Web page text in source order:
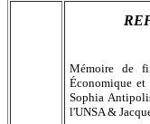
Mémoire de
Économique
Sophia
l'UNSA &